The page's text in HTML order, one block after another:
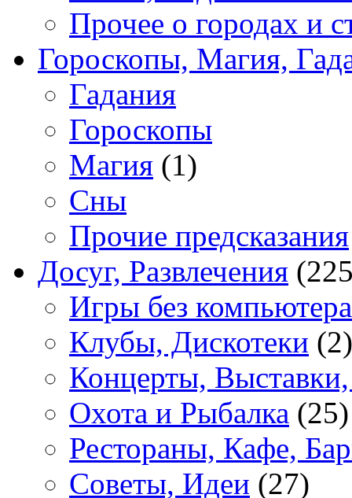
Прочее о городах и
Гороскопы, Магия,
Гадания
Гороскопы
Магия (1)
Сны
Прочие предсказания
Досуг, Развлечения
Игры без компьютера
Клубы, Дискотеки (2)
Концерты,
Охота и Рыбалка (25)
Рестораны, Кафе,
Советы, Идеи (27)